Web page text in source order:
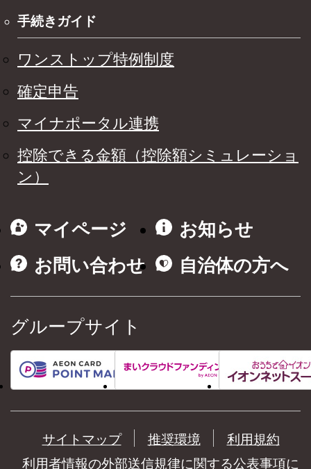
手続きガイド
ワンストップ特例制度
確定申告
マイナポータル連携
控除できる金額（控除額シミュレーショ
ン）
マイページ
お知らせ
お問い合わせ
自治体の方へ
グループサイト
サイトマップ 推奨環境
利用規約
利用者情報の外部送信規律に関する公表事項に